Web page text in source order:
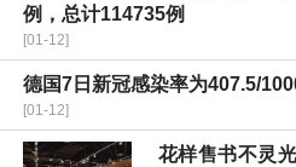
例，总计114735例
[01-12]
德国7日新冠感染率为407.5/
[01-12]
花样售书不灵